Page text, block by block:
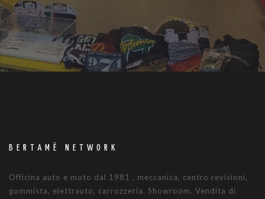
BERTAMÈ NETWORK
Officina auto e moto dal 1981 , meccanica, centro revisioni,
gommista, elettrauto, carrozzeria. Showroom. Vendita di